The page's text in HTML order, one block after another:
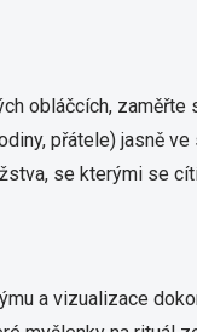
obláčcích, zaměřte
přátele) jasně
se kterými se
a vizualizace